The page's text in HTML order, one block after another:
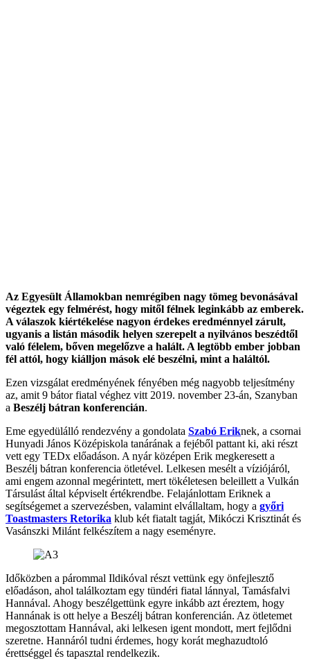
Az Egyesült Államokban nemrégiben nagy tömeg bevonásával
végeztek egy felmérést, hogy mitől félnek leginkább az emberek.
A válaszok kiértékelése nagyon érdekes eredménnyel zárult,
ugyanis a listán második helyen szerepelt a nyilvános beszédtől
való félelem, bőven megelőzve a halált. A legtöbb ember jobban
fél attól, hogy kiálljon mások elé beszélni, mint a haláltól.
Ezen vizsgálat eredményének fényében még nagyobb teljesítmény
az, amit 9 bátor fiatal véghez vitt 2019. november 23-án, Szanyban
a Beszélj bátran konferencián.
Eme egyedülálló rendezvény a gondolata Szabó Eriknek, a csornai
Hunyadi János Középiskola tanárának a fejéből pattant ki, aki részt
vett egy TEDx előadáson. A nyár középen Erik megkeresett a
Beszélj bátran konferencia ötletével. Lelkesen mesélt a víziójáról,
ami engem azonnal megérintett, mert tökéletesen beleillett a Vulkán
Társulást által képviselt értékrendbe. Felajánlottam Eriknek a
segítségemet a szervezésben, valamint elvállaltam, hogy a győri
Toastmasters Retorika klub két fiatalt tagját, Mikóczi Krisztinát és
Vasánszki Milánt felkészítem a nagy eseményre.
Időközben a párommal Ildikóval részt vettünk egy önfejlesztő
előadáson, ahol találkoztam egy tündéri fiatal lánnyal, Tamásfalvi
Hannával. Ahogy beszélgettünk egyre inkább azt éreztem, hogy
Hannának is ott helye a Beszélj bátran konferencián. Az ötletemet
megosztottam Hannával, aki lelkesen igent mondott, mert fejlődni
szeretne. Hannáról tudni érdemes, hogy korát meghazudtoló
érettséggel és tapasztal rendelkezik.